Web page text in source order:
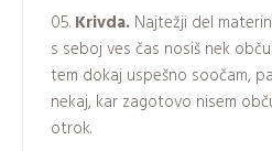
Krivda. Najtežji del
s seboj ves čas nosiš nek
tem dokaj uspešno soočam,
nekaj, kar zagotovo nisem
otrok.